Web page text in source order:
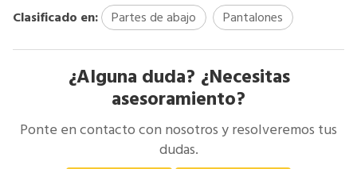
Clasificado en: Partes de abajo Pantalones
¿Alguna duda? ¿Necesitas
asesoramiento?
Ponte en contacto con nosotros y resolveremos tus
dudas.